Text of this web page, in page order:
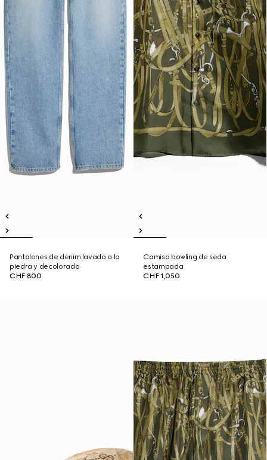
Pantalones de denim lavado a la
piedra y decolorado
CHF 800
Camisa bowling de seda
estampada
CHF 1,050